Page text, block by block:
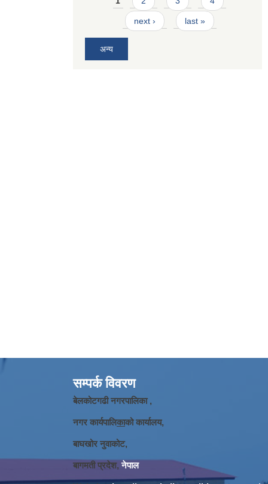
next › last »
अन्य
सम्पर्क विवरण
बेलकोटगढी नगरपालिका ,
नगर कार्यपालिकाको कार्यालय,
बाघखोर नुवाकोट,
बागमती प्रदेश, नेपाल